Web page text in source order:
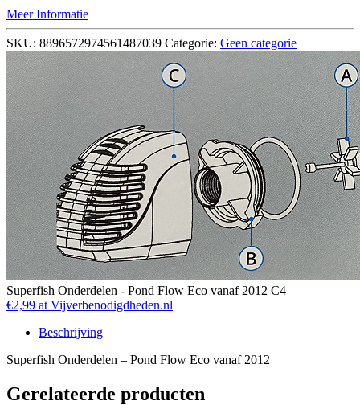
Meer Informatie
SKU: 8896572974561487039 Categorie: Geen categorie
Superfish Onderdelen - Pond Flow Eco vanaf 2012 C4
€2,99 at Vijverbenodigdheden.nl
Beschrijving
Superfish Onderdelen – Pond Flow Eco vanaf 2012
Gerelateerde producten